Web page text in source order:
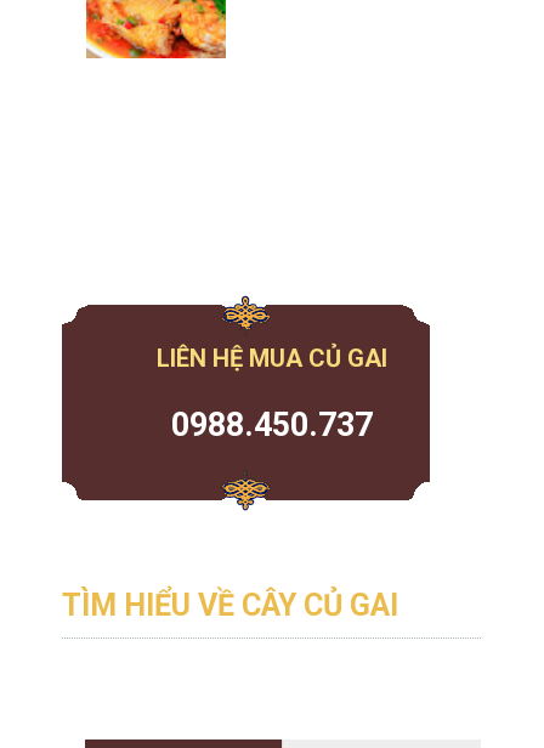
LIÊN HỆ MUA CỦ GAI
0988.450.737
TÌM HIỂU VỀ CÂY CỦ GAI